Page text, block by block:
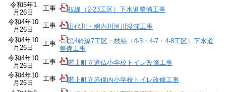
令和5年1
月26日
工事
枝線（2-23工区）下水道整備工事
令和4年10
月26日
工事
田代川・網内川河川浚渫工事
令和4年10
月26日
工事
第4幹線7工区・枝線（4-3・4-7・4-8工区）下水道
整備工事
令和4年10
月26日
工事
階上町立道仏小学校トイレ改修工事
令和4年10
月26日
工事
階上町立赤保内小学校トイレ改修工事